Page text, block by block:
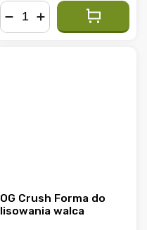
OG Crush Forma do
lisowania walca